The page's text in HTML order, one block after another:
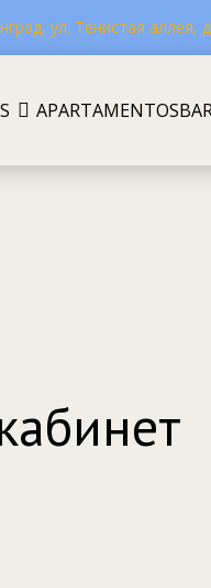
ул. Тенистая аллея,
APARTAMENTOS